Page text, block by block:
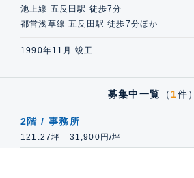
池上線 五反田駅 徒歩7分
都営浅草線 五反田駅 徒歩7分ほか
1990年11月 竣工
募集中一覧 （1件）
2階 / 事務所
121.27坪 31,900円/坪